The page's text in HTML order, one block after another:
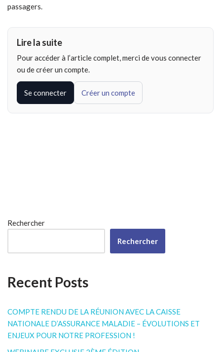
passagers.
Lire la suite
Pour accéder à l’article complet, merci de vous connecter
ou de créer un compte.
Se connecter Créer un compte
Rechercher
Rechercher
Recent Posts
COMPTE RENDU DE LA RÉUNION AVEC LA CAISSE
NATIONALE D’ASSURANCE MALADIE – ÉVOLUTIONS ET
ENJEUX POUR NOTRE PROFESSION !